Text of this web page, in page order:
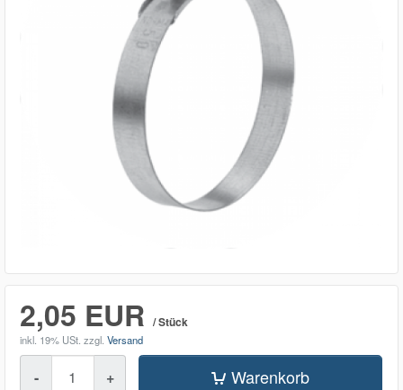
2,05 EUR / Stück
inkl. 19% USt. zzgl. Versand
- + Warenkorb